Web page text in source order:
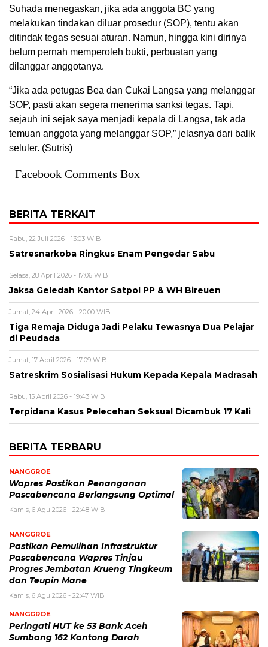
Suhada menegaskan, jika ada anggota BC yang
melakukan tindakan diluar prosedur (SOP), tentu akan
ditindak tegas sesuai aturan. Namun, hingga kini dirinya
belum pernah memperoleh bukti, perbuatan yang
dilanggar anggotanya.
“Jika ada petugas Bea dan Cukai Langsa yang melanggar
SOP, pasti akan segera menerima sanksi tegas. Tapi,
sejauh ini sejak saya menjadi kepala di Langsa, tak ada
temuan anggota yang melanggar SOP,” jelasnya dari balik
seluler. (Sutris)
Facebook Comments Box
BERITA TERKAIT
Rabu, 22 Juli 2026 - 13:03 WIB
Satresnarkoba Ringkus Enam Pengedar Sabu
Selasa, 28 April 2026 - 17:06 WIB
Jaksa Geledah Kantor Satpol PP & WH Bireuen
Jumat, 24 April 2026 - 20:00 WIB
Tiga Remaja Diduga Jadi Pelaku Tewasnya Dua Pelajar
di Peudada
Jumat, 17 April 2026 - 17:09 WIB
Satreskrim Sosialisasi Hukum Kepada Kepala Madrasah
Rabu, 15 April 2026 - 19:43 WIB
Terpidana Kasus Pelecehan Seksual Dicambuk 17 Kali
BERITA TERBARU
NANGGROE
Wapres Pastikan Penanganan
Pascabencana Berlangsung Optimal
Kamis, 6 Agu 2026 - 22:48 WIB
NANGGROE
Pastikan Pemulihan Infrastruktur
Pascabencana Wapres Tinjau
Progres Jembatan Krueng Tingkeum
dan Teupin Mane
Kamis, 6 Agu 2026 - 22:47 WIB
NANGGROE
Peringati HUT ke 53 Bank Aceh
Sumbang 162 Kantong Darah